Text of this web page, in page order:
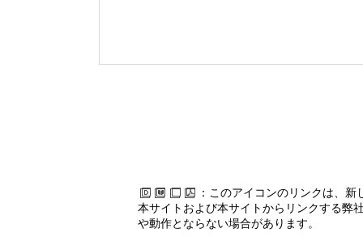
：このアイコンのリンクは、
本サイトおよび本サイトからリンクする弊
や動作とならない場合があります。